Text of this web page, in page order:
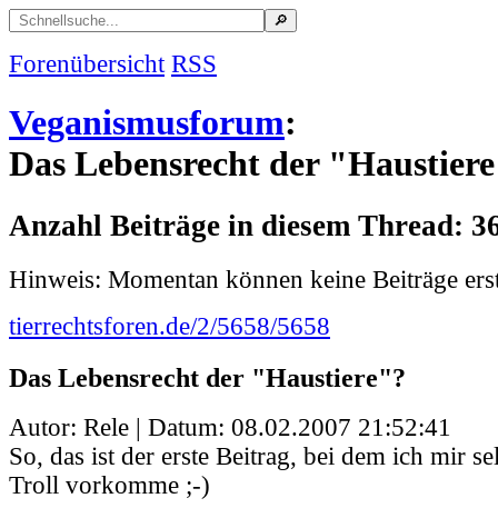
Forenübersicht RSS
Veganismusforum:
Das Lebensrecht der
Anzahl Beiträge in diesem Thread:
Hinweis: Momentan können keine Beiträge
tierrechtsforen.de/2/5658/5658
Das Lebensrecht der "Haustiere"?
Autor: Rele | Datum: 08.02.2007 21:52:41
So, das ist der erste Beitrag, bei dem ich mir
Troll vorkomme ;-)